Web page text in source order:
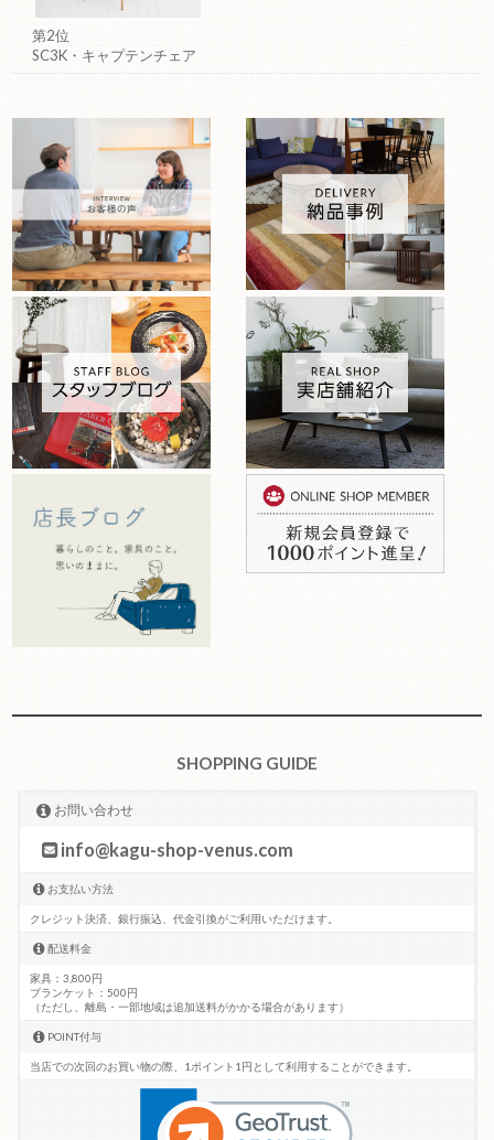
第2位
SC3K・キャプテンチェア
SHOPPING GUIDE
お問い合わせ
info@kagu-shop-venus.com
お支払い方法
クレジット決済、銀行振込、代金引換がご利用いただけます。
配送料金
家具：3,800円
ブランケット：500円
（ただし、離島・一部地域は追加送料がかかる場合があります）
POINT付与
当店での次回のお買い物の際、1ポイント1円として利用することができます。